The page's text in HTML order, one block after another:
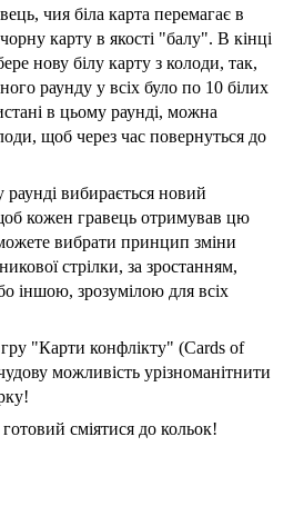
чия біла карта перемагає в
карту в якості "балу". В кінці
нову білу карту з колоди, так,
раунду у всіх було по 10 білих
в цьому раунді, можна
щоб через час повернуться до
вибирається новий
кожен гравець отримував цю
вибрати принцип зміни
стрілки, за зростанням,
іншою, зрозумілою для всіх
"Карти конфлікту" (Cards of
можливість урізноманітнити
сміятися до кольок!